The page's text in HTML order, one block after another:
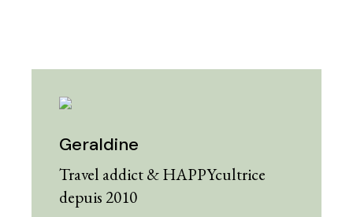
Geraldine
Travel addict & HAPPYcultrice
depuis 2010